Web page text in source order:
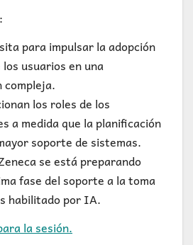
para impulsar la adopción
usuarios en una
compleja.
los roles de los
a medida que la planificación
soporte de sistemas.
se está preparando
fase del soporte a la toma
habilitado por IA.
la sesión.